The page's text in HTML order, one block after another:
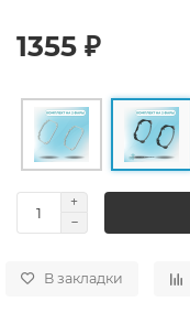
1355 ₽
В закладки